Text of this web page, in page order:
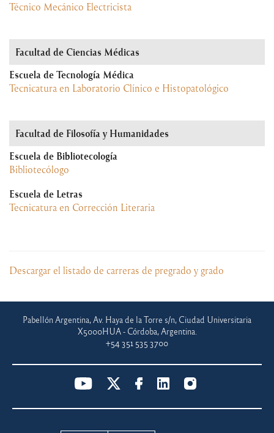
Técnico Mecánico Electricista
Facultad de Ciencias Médicas
Escuela de Tecnología Médica
Tecnicatura en Laboratorio Clínico e Histopatológico
Facultad de Filosofía y Humanidades
Escuela de Bibliotecología
Bibliotecólogo
Escuela de Letras
Tecnicatura en Corrección Literaria
Descargar el listado de carreras de pregrado y grado
Pabellón Argentina, Av. Haya de la Torre s/n, Ciudad Universitaria
X5000HUA - Córdoba, Argentina.
+54 351 535 3700